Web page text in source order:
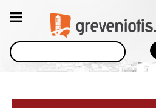
Αναζήτηση